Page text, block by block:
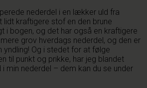
nederdel i en lækker uld fra
lidt kraftigere stof en den brune
i bogen, og det har også en kraftigere
grov hverdags nederdel, og den er
yndling! Og i stedet for at følge
til punkt og prikke, har jeg blandet
i min nederdel – dem kan du se under